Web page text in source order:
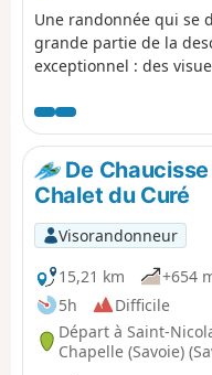
Une randonnée qui se
grande partie de la
exceptionnel : des
retour de Thônes peut
les navettes (gratuites
Région, soit
De
Chalet du Curé
Visorandonneur
15,21 km
+654
5h
Difficile
Départ à Saint-
Chapelle (Savoie)